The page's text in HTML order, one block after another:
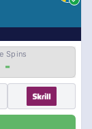
Spins
-